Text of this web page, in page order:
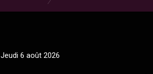
Jeudi 6 août 2026